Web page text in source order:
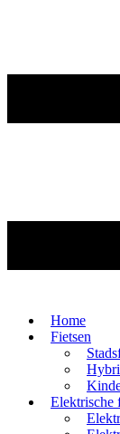
Home
Fietsen
Elektrische